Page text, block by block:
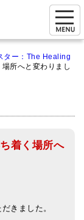
ター：The Healing
所へと変わりまし
着く場所へ
きました。